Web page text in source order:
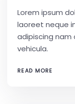
Lorem ipsum
laoreet neque
adipiscing nam
vehicula.
READ MORE